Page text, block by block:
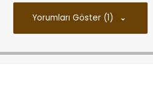
Yorumları Göster (1)